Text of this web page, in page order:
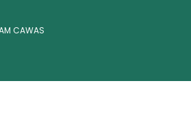
CAWAS